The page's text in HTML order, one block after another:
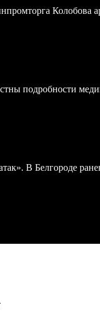
Колобова
подробности
В Белгороде